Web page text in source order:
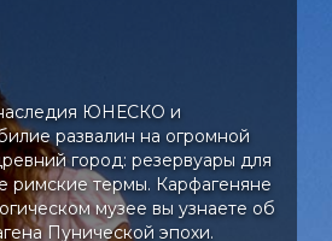
наследия ЮНЕСКО и
развалин на огромной
город: резервуары для
римские термы. Карфагеняне
музее вы узнаете об
Пунической эпохи.